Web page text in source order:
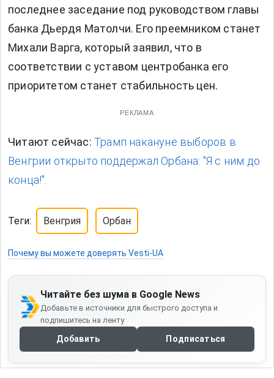
последнее заседание под руководством главы
банка Дьердя Матолчи. Его преемником станет
Михали Варга, который заявил, что в
соответствии с уставом центробанка его
приоритетом станет стабильность цен.
РЕКЛАМА
Читают сейчас: Трамп накануне выборов в
Венгрии открыто поддержал Орбана: "Я с ним до
конца!".
Теги: Венгрия Орбан
Почему вы можете доверять Vesti-UA
Читайте без шума в Google News
Добавьте в источники для быстрого доступа и
подпишитесь на ленту
Добавить Подписаться